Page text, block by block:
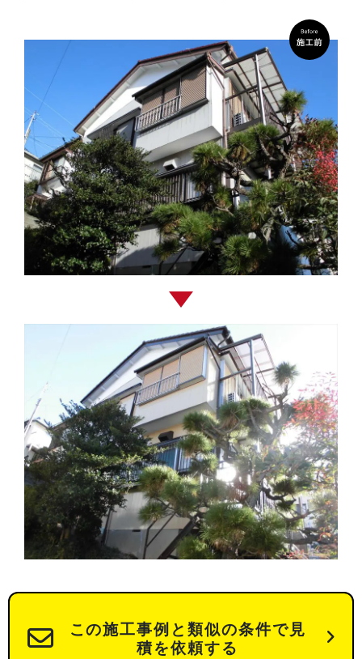
この施工事例と類似の条件で見
積を依頼する